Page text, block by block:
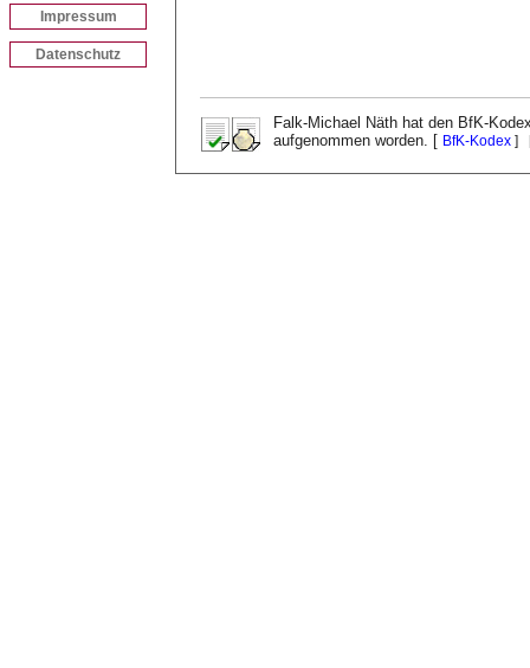
Impressum
Datenschutz
Falk-Michael Näth hat den BfK-
aufgenommen worden. [ BfK-Kodex]